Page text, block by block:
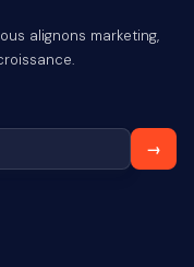
alignons marketing,